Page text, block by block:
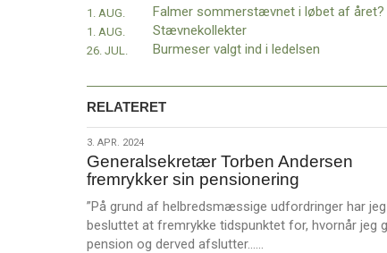
Inspiration
Værktøjskassen
BaptistKirken
1. AUG. Falmer sommerstævnet i løbet af året?
1. AUG. Stævnekollekter
26. JUL. Burmeser valgt ind i ledelsen
RELATERET
3.
apr.
2024
3. APR. 2024
Generalsekretær Torben Andersen
fremrykker sin pensionering
”På grund af helbredsmæssige udfordringer har jeg
besluttet at fremrykke tidspunktet for, hvornår jeg
pension og derved afslutter……